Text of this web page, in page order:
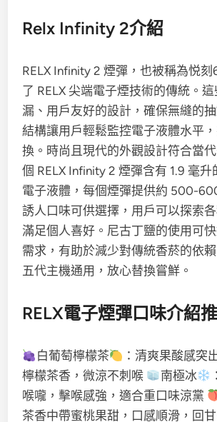
Relx Infinity 2介紹
RELX Infinity 2 煙彈，也被稱為悦
了 RELX 尖端電子煙技術的傳統。
漏、用戶友好的設計，確保無縫的
結構讓用戶輕鬆監控電子液體水平
換。時尚且現代的外觀設計符合當
個 RELX Infinity 2 煙彈含有 1.9 毫
電子液體，每個煙彈提供約 500-
誘人口味可供選擇，用戶可以探索
滿足個人喜好。尼古丁鹽的使用可
需求，有助於減少對傳統香菸的依
五代主機通用，放心替換嘗鮮。
RELX電子煙彈口味介紹
白葡萄檸檬茶
：清爽果酸感突
檸檬茶香，微涼不刺喉
南極冰
喉嚨，擊喉感強，適合重口味涼黨
茶香中帶蜜桃果甜，口感順滑，回